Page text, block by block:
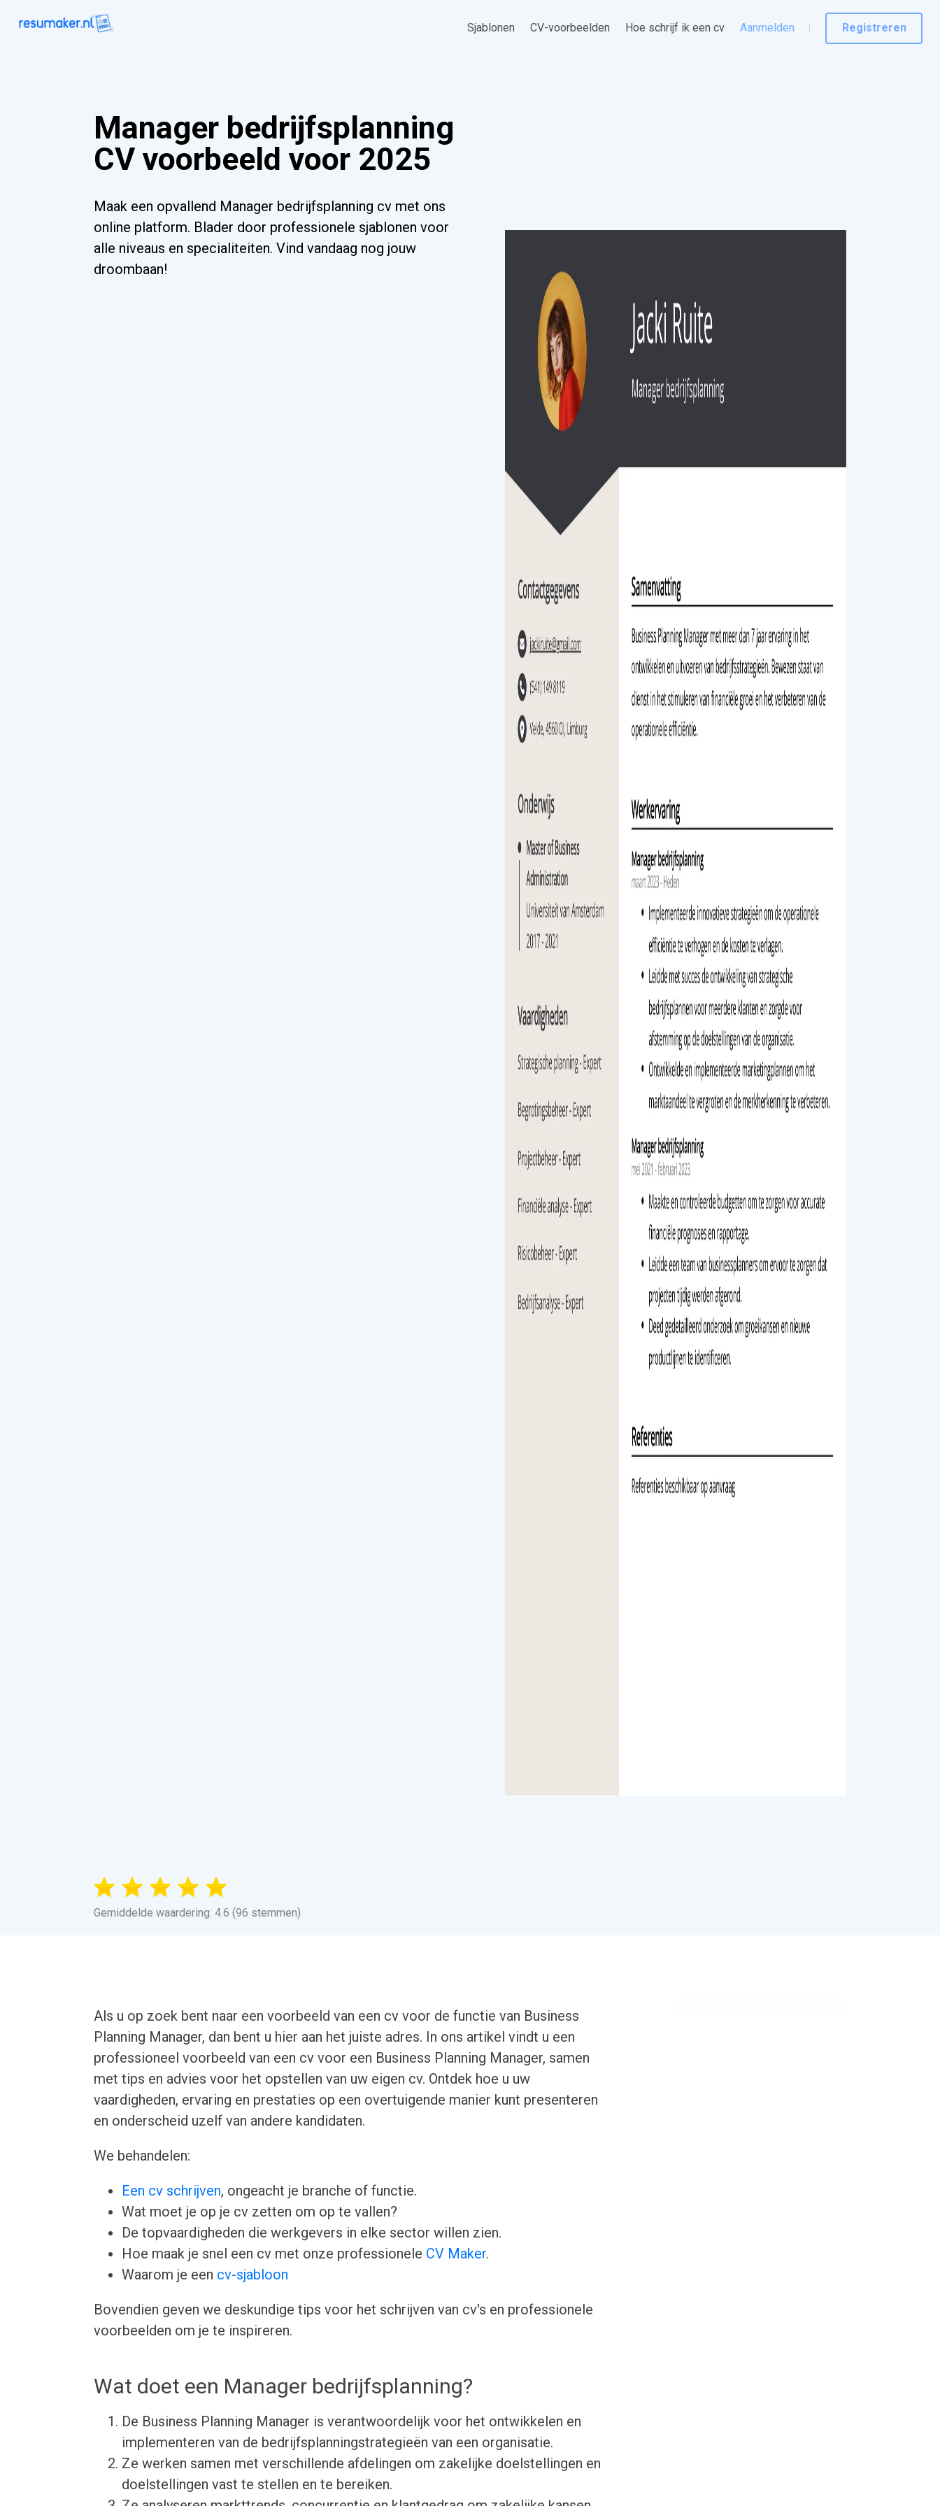
Sjablonen CV-voorbeelden Hoe schrijf ik een cv Aanmelden Registreren
Manager bedrijfsplanning
CV voorbeeld voor 2025
Maak een opvallend Manager bedrijfsplanning cv met ons
online platform. Blader door professionele sjablonen voor
alle niveaus en specialiteiten. Vind vandaag nog jouw
droombaan!
Gemiddelde waardering: 4.6 (96 stemmen)
Als u op zoek bent naar een voorbeeld van een cv voor de functie van Business
Planning Manager, dan bent u hier aan het juiste adres. In ons artikel vindt u een
professioneel voorbeeld van een cv voor een Business Planning Manager, samen
met tips en advies voor het opstellen van uw eigen cv. Ontdek hoe u uw
vaardigheden, ervaring en prestaties op een overtuigende manier kunt presenteren
en onderscheid uzelf van andere kandidaten.
We behandelen:
Een cv schrijven, ongeacht je branche of functie.
Wat moet je op je cv zetten om op te vallen?
De topvaardigheden die werkgevers in elke sector willen zien.
Hoe maak je snel een cv met onze professionele CV Maker.
Waarom je een cv-sjabloon
Bovendien geven we deskundige tips voor het schrijven van cv's en professionele
voorbeelden om je te inspireren.
Wat doet een Manager bedrijfsplanning?
De Business Planning Manager is verantwoordelijk voor het ontwikkelen en
implementeren van de bedrijfsplanningstrategieën van een organisatie.
Ze werken samen met verschillende afdelingen om zakelijke doelstellingen en
doelstellingen vast te stellen en te bereiken.